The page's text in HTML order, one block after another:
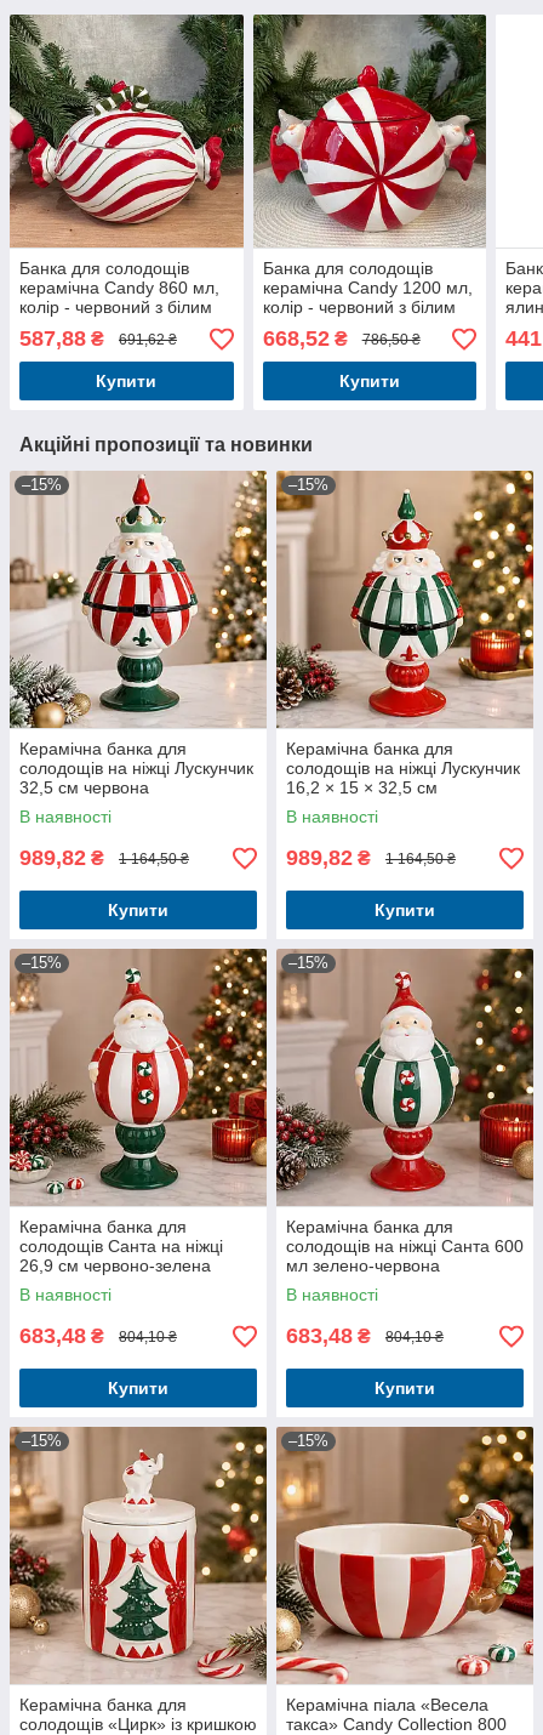
Банка для солодощів
керамічна Candy 860 мл,
колір - червоний з білим
Новорічний посуд
587,88 ₴ 691,62 ₴
Купити
Банка для солодощів
керамічна Candy 1200 мл,
колір - червоний з білим
Новорічний посуд
668,52₴ 786,50 ₴
Купити
Акційні пропозиції та новинки
–15%
Керамічна банка для
солодощів на ніжці Лускунчик
32,5 см червона
В наявності
989,82 ₴ 1 164,50 ₴
Купити
–15%
Керамічна банка для
солодощів на ніжці Лускунчик
16,2 × 15 × 32,5 см
В наявності
989,82 ₴ 1 164,50 ₴
Купити
–15%
Керамічна банка для
солодощів Санта на ніжці
26,9 см червоно-зелена
В наявності
683,48 ₴ 804,10 ₴
Купити
–15%
Керамічна банка для
солодощів на ніжці Санта 600
мл зелено-червона
В наявності
683,48 ₴ 804,10 ₴
Купити
–15%
Керамічна банка для
солодощів «Цирк» із кришкою
–15%
Керамічна піала «Весела
такса» Candy Collection 800